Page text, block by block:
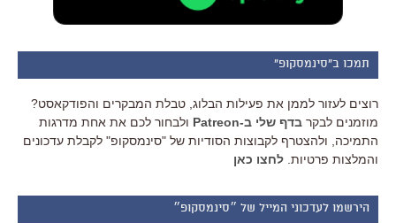
תמכו ב"סינמסקופ"
רוצים לעזור לממן את פעילות הבלוג, טבלת המבקרים והפודקאסט?
מוזמנים לבקר בדף שלי ב-Patreon
ולבחור לכם את אחת מדרגות
התמיכה, ולהצטרף לקבוצות הסודיות של "סינמסקופ" לקבלת עדכונים
והמלצות פרטיות. לחצו כאן
הירשמו לעדכוני המייל של ״סינמסקופ״